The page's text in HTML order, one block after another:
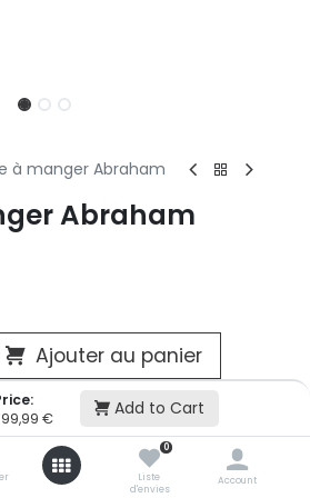
€ Add to Cart
0
Liste
d'envies
Account
à manger Abraham
Abraham
Ajouter au panier
ajouter cet article dans votre panier
et momentanément indisponible.